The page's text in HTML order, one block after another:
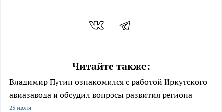
Читайте также:
Владимир Путин ознакомился с работой Иркутского
авиазавода и обсудил вопросы развития региона
25 июля